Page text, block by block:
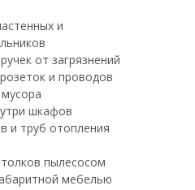
и
от загрязнений
и проводов
шкафов
и труб отопления
пылесосом
мебелью